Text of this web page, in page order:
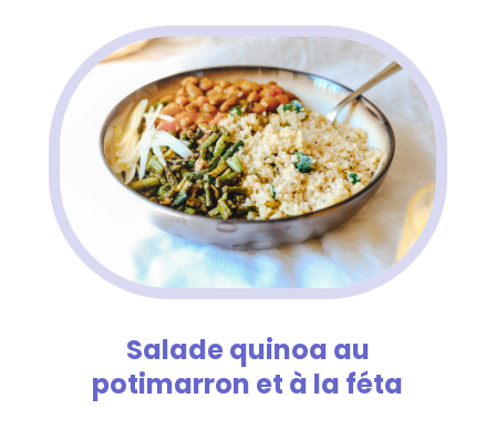
Salade quinoa au
potimarron et à la féta